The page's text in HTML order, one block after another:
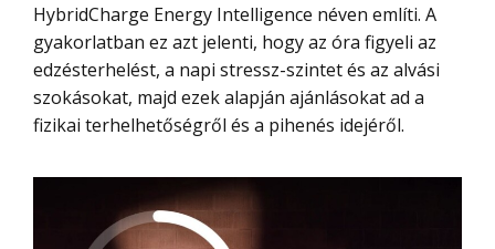
HybridCharge Energy Intelligence néven említi. A
gyakorlatban ez azt jelenti, hogy az óra figyeli az
edzésterhelést, a napi stressz-szintet és az alvási
szokásokat, majd ezek alapján ajánlásokat ad a
fizikai terhelhetőségről és a pihenés idejéről.